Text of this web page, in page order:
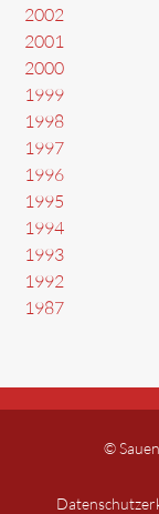
2002
2001
2000
1999
1998
1997
1996
1995
1994
1993
1992
1987
©